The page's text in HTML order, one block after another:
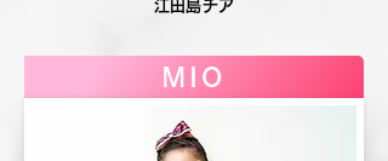
江田島チア
MIO